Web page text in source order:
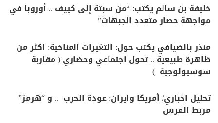
خليفة بن سالم يكتب: “من سبتة إلى كييف .. أوروبا في
مواجهة حصار متعدد الجبهات”
منذر بالضيافي يكتب حول: التغيرات المناخية: اكثر من
ظاهرة طبيعية .. تحول اجتماعي وحضاري ( مقاربة
سوسيولوجية )
تحليل اخباري/ أمريكا وايران: عودة الحرب .. و “هرمز”
مربط الفرس